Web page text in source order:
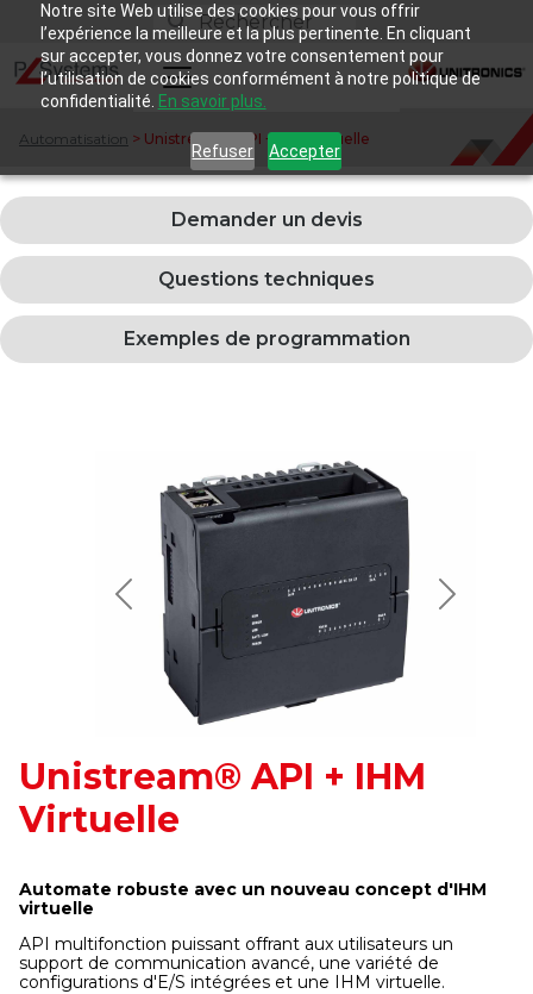
Notre site Web utilise des cookies pour vous offrir
l’expérience la meilleure et la plus pertinente. En cliquant
sur accepter, vous donnez votre consentement pour
l’utilisation de cookies conformément à notre politique de
confidentialité. En savoir plus.
Refuser Accepter
Automatisation > Unistream® API + IHM Virtuelle
Demander un devis
Questions techniques
Exemples de programmation
Previous Next
Unistream® API + IHM
Virtuelle
Automate robuste avec un nouveau concept d'IHM
virtuelle
API multifonction puissant offrant aux utilisateurs un
support de communication avancé, une variété de
configurations d'E/S intégrées et une IHM virtuelle.